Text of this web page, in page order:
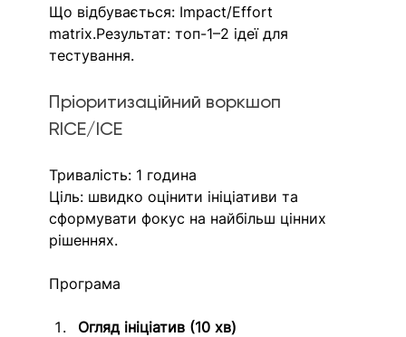
Що відбувається: Impact/Effort
matrix.Результат: топ-1–2 ідеї для
тестування.
Пріоритизаційний воркшоп
RICE/ICE
Тривалість: 1 година
Ціль: швидко оцінити ініціативи та
сформувати фокус на найбільш цінних
рішеннях.
Програма
Огляд ініціатив (10 хв)